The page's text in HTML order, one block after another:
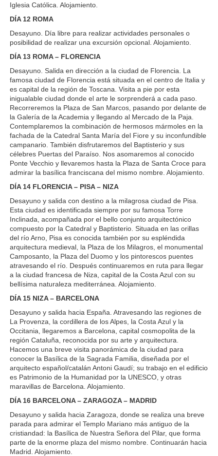
Iglesia Católica. Alojamiento.
DÍA 12 ROMA
Desayuno. Día libre para realizar actividades personales o
posibilidad de realizar una excursión opcional. Alojamiento.
DÍA 13 ROMA – FLORENCIA
Desayuno. Salida en dirección a la ciudad de Florencia. La
famosa ciudad de Florencia está situada en el centro de Italia y
es capital de la región de Toscana. Visita a pie por esta
inigualable ciudad donde el arte le sorprenderá a cada paso.
Recorreremos la Plaza de San Marcos, pasando por delante de
la Galería de la Academia y llegando al Mercado de la Paja.
Contemplaremos la combinación de hermosos mármoles en la
fachada de la Catedral Santa María del Fiore y su inconfundible
campanario. También disfrutaremos del Baptisterio y sus
célebres Puertas del Paraíso. Nos asomaremos al conocido
Ponte Vecchio y llevaremos hasta la Plaza de Santa Croce para
admirar la basílica franciscana del mismo nombre. Alojamiento.
DÍA 14 FLORENCIA – PISA – NIZA
Desayuno y salida con destino a la milagrosa ciudad de Pisa.
Esta ciudad es identificada siempre por su famosa Torre
Inclinada, acompañada por el bello conjunto arquitectónico
compuesto por la Catedral y Baptisterio. Situada en las orillas
del río Arno, Pisa es conocida también por su espléndida
arquitectura medieval, la Plaza de los Milagros, el monumental
Camposanto, la Plaza del Duomo y los pintorescos puentes
atravesando el río. Después continuaremos en ruta para llegar
a la ciudad francesa de Niza, capital de la Costa Azul con su
bellísima naturaleza mediterránea. Alojamiento.
DÍA 15 NIZA – BARCELONA
Desayuno y salida hacia España. Atravesando las regiones de
La Provenza, la cordillera de los Alpes, la Costa Azul y la
Occitania, llegaremos a Barcelona, capital cosmopolita de la
región Cataluña, reconocida por su arte y arquitectura.
Hacemos una breve visita panorámica de la ciudad para
conocer la Basílica de la Sagrada Familia, diseñada por el
arquitecto español/catalán Antoni Gaudí; su trabajo en el edificio
es Patrimonio de la Humanidad por la UNESCO, y otras
maravillas de Barcelona. Alojamiento.
DÍA 16 BARCELONA – ZARAGOZA – MADRID
Desayuno y salida hacia Zaragoza, donde se realiza una breve
parada para admirar el Templo Mariano más antiguo de la
cristiandad: la Basílica de Nuestra Señora del Pilar, que forma
parte de la enorme plaza del mismo nombre. Continuarán hacia
Madrid. Alojamiento.